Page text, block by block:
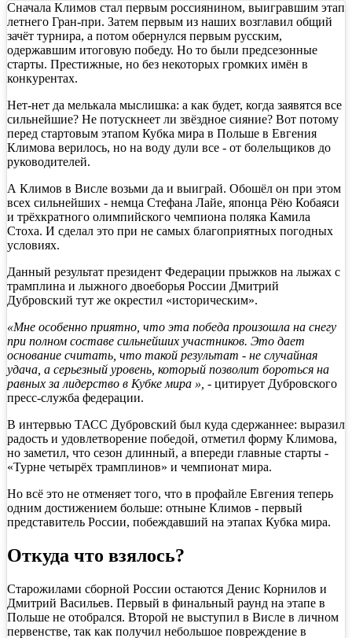
Сначала Климов стал первым россиянином, выигравшим этап
летнего Гран-при. Затем первым из наших возглавил общий
зачёт турнира, а потом обернулся первым русским,
одержавшим итоговую победу. Но то были предсезонные
старты. Престижные, но без некоторых громких имён в
конкурентах.
Нет-нет да мелькала мыслишка: а как будет, когда заявятся все
сильнейшие? Не потускнеет ли звёздное сияние? Вот потому
перед стартовым этапом Кубка мира в Польше в Евгения
Климова верилось, но на воду дули все - от болельщиков до
руководителей.
А Климов в Висле возьми да и выиграй. Обошёл он при этом
всех сильнейших - немца Стефана Лайе, японца Рёю Кобаяси
и трёхкратного олимпийского чемпиона поляка Камила
Стоха. И сделал это при не самых благоприятных погодных
условиях.
Данный результат президент Федерации прыжков на лыжах с
трамплина и лыжного двоеборья России Дмитрий
Дубровский тут же окрестил «историческим».
«Мне особенно приятно, что эта победа произошла на снегу
при полном составе сильнейших участников. Это дает
основание считать, что такой результат - не случайная
удача, а серьезный уровень, который позволит бороться на
равных за лидерство в Кубке мира », - цитирует Дубровского
пресс-служба федерации.
В интервью ТАСС Дубровский был куда сдержаннее: выразил
радость и удовлетворение победой, отметил форму Климова,
но заметил, что сезон длинный, а впереди главные старты -
«Турне четырёх трамплинов» и чемпионат мира.
Но всё это не отменяет того, что в профайле Евгения теперь
одним достижением больше: отныне Климов - первый
представитель России, побеждавший на этапах Кубка мира.
Откуда что взялось?
Старожилами сборной России остаются Денис Корнилов и
Дмитрий Васильев. Первый в финальный раунд на этапе в
Польше не отобрался. Второй не выступил в Висле в личном
первенстве, так как получил небольшое повреждение в